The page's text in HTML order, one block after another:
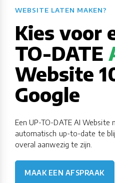
WEBSITE LATEN MAKEN?​​​​​​​​​​​​​​
Kies voor
TO-DATE
Website
Google
Een UP-TO-DATE AI
automatisch up-to-date te
overal aanwezig te zijn.
MAAK EEN AFSPRAAK